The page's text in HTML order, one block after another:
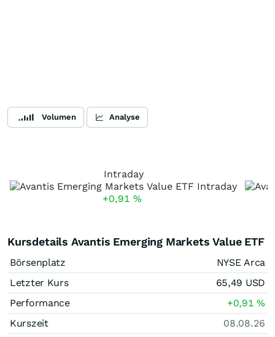
Volumen Analyse
Intraday
+0,91 %
Kursdetails Avantis Emerging Markets Value ETF
Börsenplatz
NYSE Arca
Letzter Kurs
65,49 USD
Performance
+0,91%
Kurszeit
08.08.26